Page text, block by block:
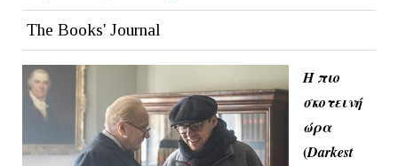
The Books' Journal
Η πιο
σκοτεινή
ώρα
(Darkest